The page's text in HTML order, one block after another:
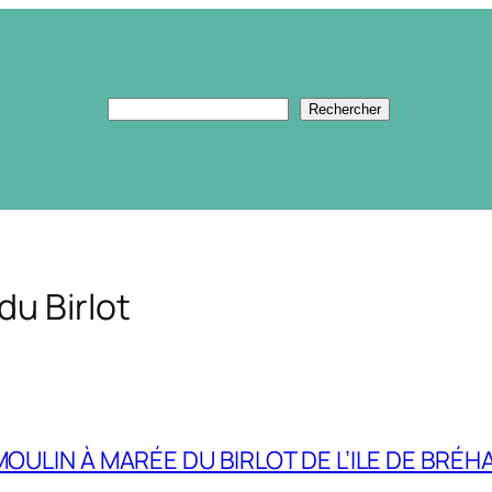
Rechercher Rechercher
Birlot
À MARÉE DU BIRLOT DE L’ILE DE